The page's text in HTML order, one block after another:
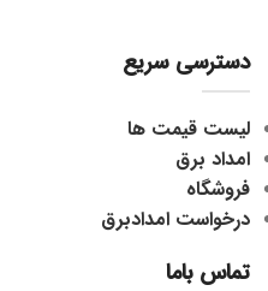
دسترسی سریع
لیست قیمت ها
امداد برق
فروشگاه
درخواست امدادبرق
تماس باما